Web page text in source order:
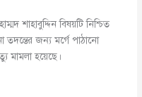
শাহাবুদ্দিন বিষয়টি নিশ্চিত
জন্য মর্গে পাঠানো
মামলা হয়েছে।